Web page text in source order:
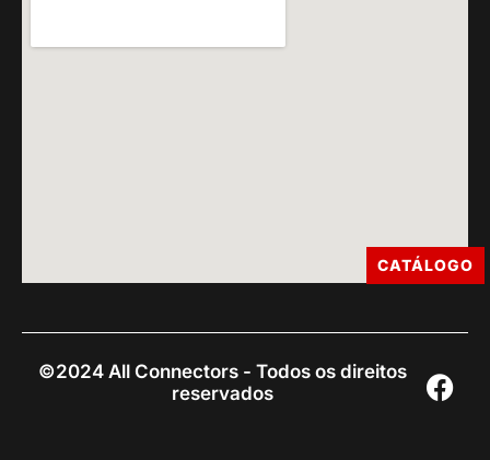
©2024 All Connectors - Todos os direitos
reservados
CATÁLOGO